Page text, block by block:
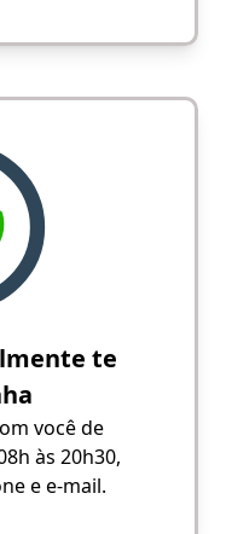
te
você de
às 20h30,
e e-mail.